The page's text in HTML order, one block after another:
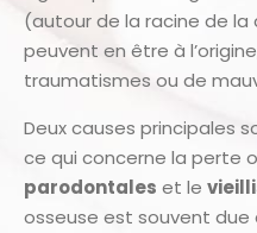
(autour de la racine de
peuvent en être à
traumatismes ou de
Deux causes principales
ce qui concerne la perte
parodontales et le
osseuse est souvent